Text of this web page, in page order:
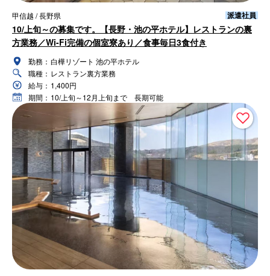
甲信越 / 長野県 派遣社員
10/上旬～の募集です。【長野・池の平ホテル】レストランの裏
方業務／Wi-Fi完備の個室寮あり／食事毎日3食付き
勤務： 白樺リゾート 池の平ホテル
職種： レストラン裏方業務
給与： 1,400円
期間： 10/上旬～12月上旬まで 長期可能